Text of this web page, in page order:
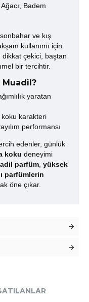
Badem
ve kış
kullanımı için
dikkat çekici, baştan
bir tercihtir.
Muadil?
yaratan
karakteri
performansı
edenler, günlük
koku deneyimi
parfüm yüksek
parfümlerin
öne çıkar.